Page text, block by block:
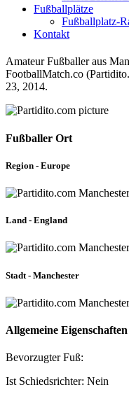
Fußballplätze
Fußballplatz-
Kontakt
Amateur Fußballer aus
FootballMatch.co
23, 2014.
Fußballer Ort
Region - Europe
Land - England
Stadt - Manchester
Allgemeine Eigenschaften
Bevorzugter Fuß:
Ist Schiedsrichter: Nein